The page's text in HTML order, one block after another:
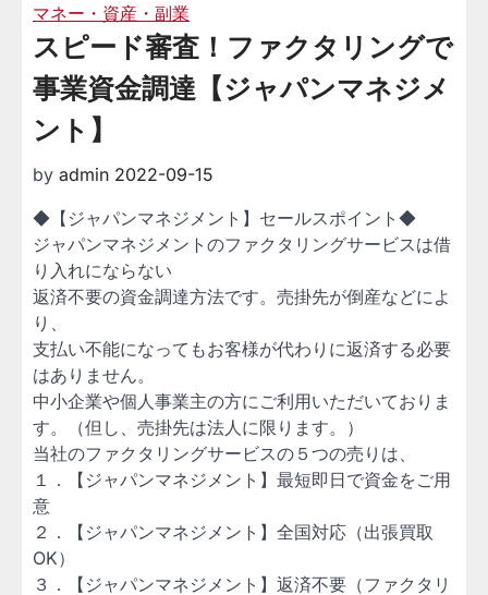
マネー・資産・副業
スピード審査！ファクタリングで
事業資金調達【ジャパンマネジメ
ント】
by admin 2022-09-15
◆【ジャパンマネジメント】セールスポイント◆
ジャパンマネジメントのファクタリングサービスは借
り入れにならない
返済不要の資金調達方法です。売掛先が倒産などによ
り、
支払い不能になってもお客様が代わりに返済する必要
はありません。
中小企業や個人事業主の方にご利用いただいておりま
す。（但し、売掛先は法人に限ります。）
当社のファクタリングサービスの５つの売りは、
１．【ジャパンマネジメント】最短即日で資金をご用
意
２．【ジャパンマネジメント】全国対応（出張買取
OK）
３．【ジャパンマネジメント】返済不要（ファクタリ